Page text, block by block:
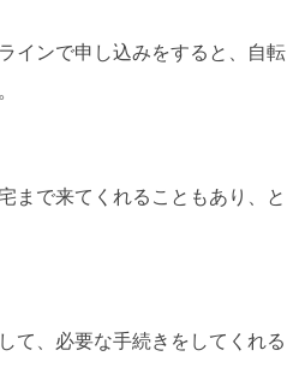
インで申し込みをすると、自転
まで来てくれることもあり、と
て、必要な手続きをしてくれる